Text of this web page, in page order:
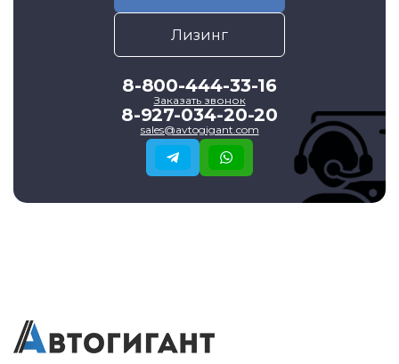
Лизинг
8-800-444-33-16
Заказать звонок
8-927-034-20-20
sales@avtogigant.com